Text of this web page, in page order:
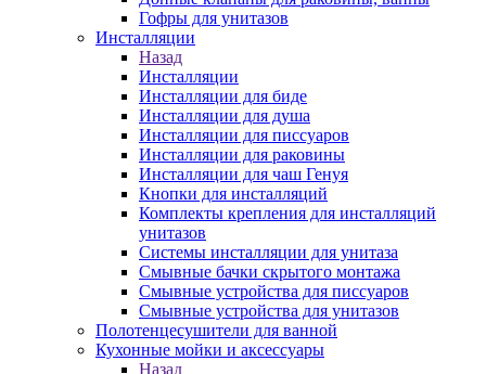
Гофры для унитазов
Инсталляции
Назад
Инсталляции
Инсталляции для биде
Инсталляции для душа
Инсталляции для писсуаров
Инсталляции для раковины
Инсталляции для чаш Генуя
Кнопки для инсталляций
Комплекты крепления для инсталляций
унитазов
Системы инсталляции для унитаза
Смывные бачки скрытого монтажа
Смывные устройства для писсуаров
Смывные устройства для унитазов
Полотенцесушители для ванной
Кухонные мойки и аксессуары
Назад